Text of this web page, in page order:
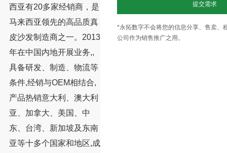
西亚有20多家经销商，是
马来西亚领先的高品质真
皮沙发制造商之一。2013
年在中国内地开展业务,,
具备研发、制造、物流等
条件,经销与OEM相结合,
产品热销意大利、澳大利
亚、加拿大、美国、中
东、台湾、新加坡及东南
亚等十多个国家和地区,成
提交需求
*永拓数字不会将您的信息分享、售卖、
公司作为销售推广之用。